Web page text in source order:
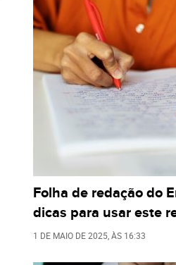
Folha de redação do
dicas para usar este
1 DE MAIO DE 2025 , ÀS 16:33